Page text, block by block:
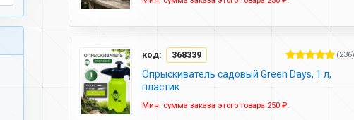
код: 368339 (236)
Опрыскиватель садовый Green Days, 1 л,
пластик
Мин. сумма заказа этого товара 250 ₽.